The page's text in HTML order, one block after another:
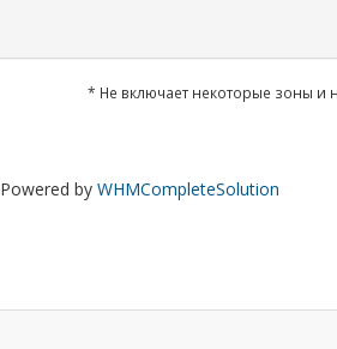
* Не включает некоторые зоны
Powered by WHMCompleteSolution